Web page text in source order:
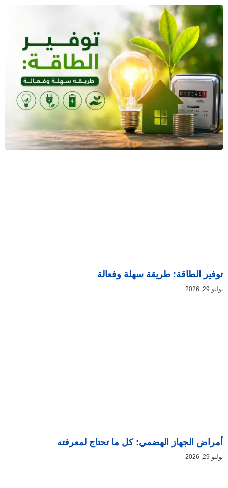
توفير الطاقة: طريقة سهلة وفعالة
يوليو 29, 2026
أمراض الجهاز الهضمي: كل ما تحتاج لمعرفته
يوليو 29, 2026